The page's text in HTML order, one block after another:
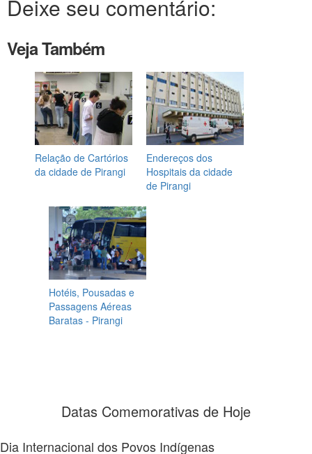
Deixe seu comentário:
Veja Também
Relação de Cartórios
da cidade de Pirangi
Endereços dos
Hospitais da cidade
de Pirangi
Hotéis, Pousadas e
Passagens Aéreas
Baratas - Pirangi
Datas Comemorativas de Hoje
Dia Internacional dos Povos Indígenas